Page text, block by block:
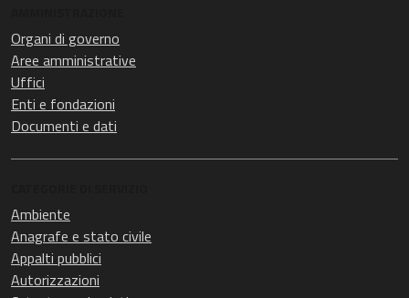
Organi di governo
Aree amministrative
Uffici
Enti e fondazioni
Documenti e dati
Ambiente
Anagrafe e stato civile
Appalti pubblici
Autorizzazioni